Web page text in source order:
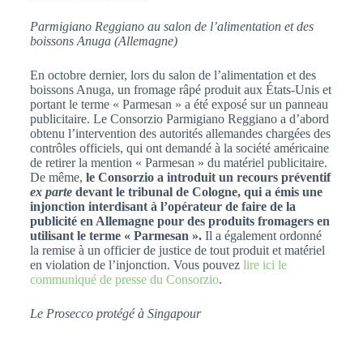
Parmigiano Reggiano au salon de l’alimentation et des
boissons Anuga (Allemagne)
En octobre dernier, lors du salon de l’alimentation et des
boissons Anuga, un fromage râpé produit aux États-Unis et
portant le terme « Parmesan » a été exposé sur un panneau
publicitaire. Le Consorzio Parmigiano Reggiano a d’abord
obtenu l’intervention des autorités allemandes chargées des
contrôles officiels, qui ont demandé à la société américaine
de retirer la mention « Parmesan » du matériel publicitaire.
De même, le Consorzio a introduit un recours préventif
ex partedevant le tribunal de Cologne, qui a émis une
injonction interdisant à l’opérateur de faire de la
publicité en Allemagne pour des produits fromagers en
utilisant le terme « Parmesan ».Il a également ordonné
la remise à un officier de justice de tout produit et matériel
en violation de l’injonction. Vous pouvez lire ici le
communiqué de presse du Consorzio.
Le Prosecco protégé à Singapour